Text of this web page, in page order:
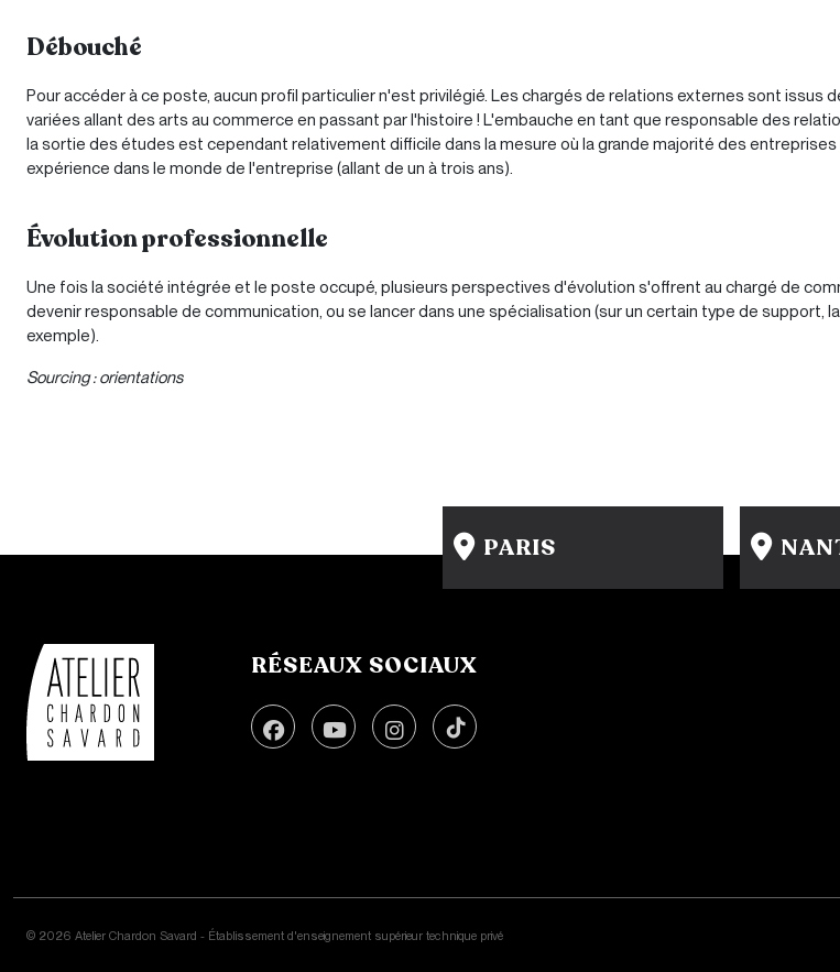
Débouché
Pour accéder à ce poste, aucun profil particulier n'est privilégié. Les chargés de relations externes sont issus
variées allant des arts au commerce en passant par l'histoire ! L'embauche en tant que responsable des
la sortie des études est cependant relativement difficile dans la mesure où la grande majorité des
expérience dans le monde de l'entreprise (allant de un à trois ans).
Évolution professionnelle
Une fois la société intégrée et le poste occupé, plusieurs perspectives d'évolution s'offrent au chargé de
devenir responsable de communication, ou se lancer dans une spécialisation (sur un certain type de support,
exemple).
Sourcing : orientations
PARIS
15 rue Gambey - 75011
31-
RÉSEAUX SOCIAUX
© 2026 Atelier Chardon Savard - Établissement d'enseignement supérieur technique privé